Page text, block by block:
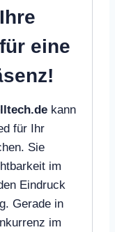
eine
kann
für Ihr
Sie
im
Eindruck
Gerade in
im